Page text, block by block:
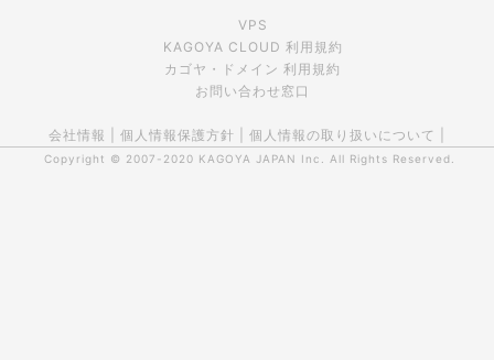
VPS
KAGOYA CLOUD 利用規約
カゴヤ・ドメイン 利用規約
お問い合わせ窓口
会社情報 個人情報保護方針 個人情報の取り扱いについて
Copyright © 2007-2020 KAGOYA JAPAN Inc. All Rights Reserved.